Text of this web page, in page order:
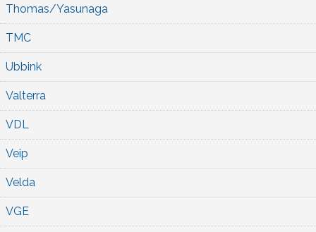
Thomas/Yasunaga
TMC
Ubbink
Valterra
VDL
Veip
Velda
VGE